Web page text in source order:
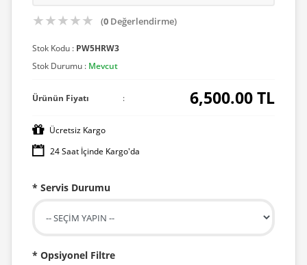
★★★★★ (0Değerlendirme)
Stok Kodu : PW5HRW3
Stok Durumu : Mevcut
Ürünün Fiyatı : 6,500.00TL
Ücretsiz Kargo
24 Saat İçinde Kargo'da
* Servis Durumu
* Opsiyonel Filtre